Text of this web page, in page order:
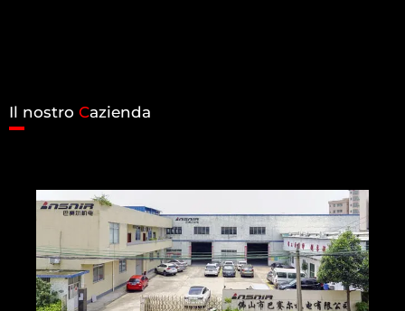
Il nostro Cazienda